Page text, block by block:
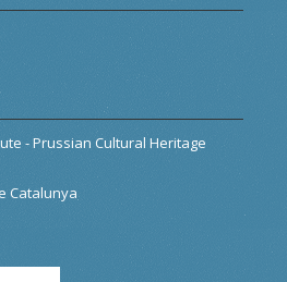
- Prussian Cultural Heritage
Catalunya